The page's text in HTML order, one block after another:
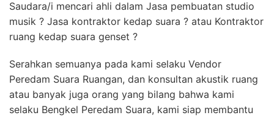
Saudara/i mencari ahli dalam Jasa pembuatan studio
musik ? Jasa kontraktor kedap suara ? atau Kontraktor
ruang kedap suara genset ?
Serahkan semuanya pada kami selaku Vendor
Peredam Suara Ruangan, dan konsultan akustik ruang
atau banyak juga orang yang bilang bahwa kami
selaku Bengkel Peredam Suara, kami siap membantu